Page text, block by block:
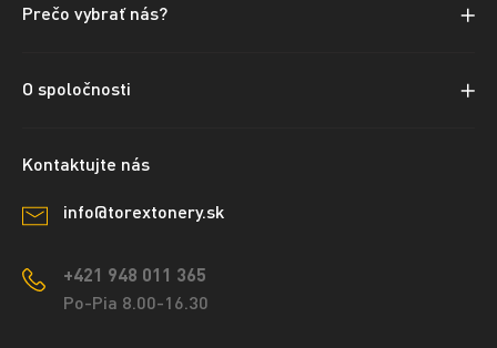
Prečo vybrať nás?
O spoločnosti
Kontaktujte nás
info@torextonery.sk
+421 948 011 365
Po-Pia 8.00-16.30